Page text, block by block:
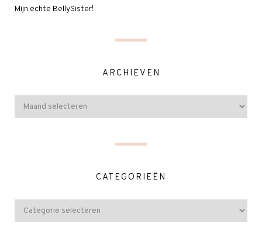
Mijn echte BellySister!
ARCHIEVEN
CATEGORIEËN